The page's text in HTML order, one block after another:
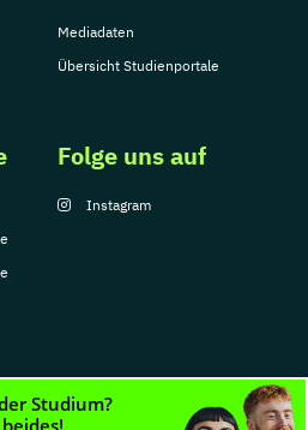
Mediadaten
Übersicht Studienportale
Folge uns auf
Instagram